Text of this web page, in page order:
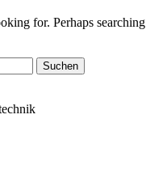
for. Perhaps searching